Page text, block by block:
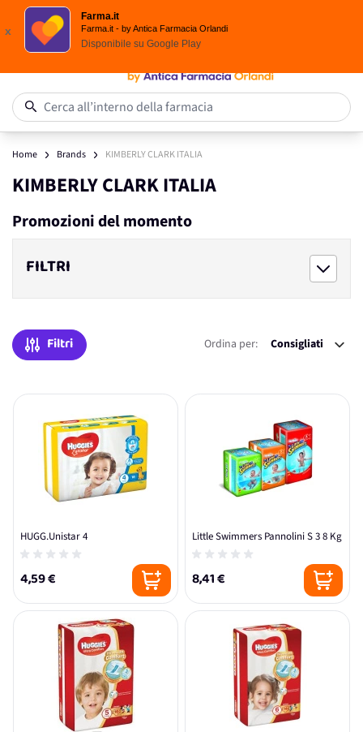
Spedizione
x
Farma.it
Farma.it - by Antica Farmacia Orlandi
Disponibile su Google Play
Salta al contenuto
Cerca all’interno della farmacia
Home Brands KIMBERLY CLARK ITALIA
KIMBERLY CLARK ITALIA
Promozioni del momento
FILTRI
Filtri Ordina per:
HUGG.Unistar 4
4,59 €
Little Swimmers Pannolini S 3 8 Kg
8,41 €